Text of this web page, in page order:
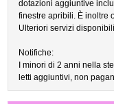
dotazioni aggiuntive
finestre apribili. È inoltre
Ulteriori servizi
Notifiche:
I minori di 2 anni nella
letti aggiuntivi, non